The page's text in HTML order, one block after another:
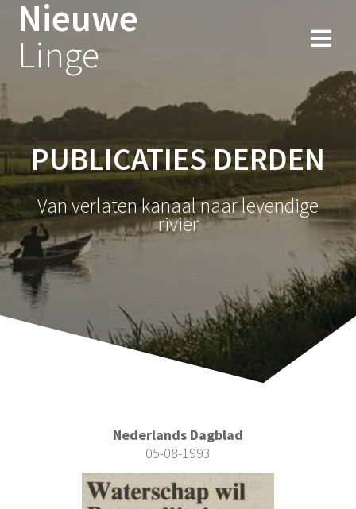
Nieuwe
Linge
PUBLICATIES DERDEN
Van verlaten kanaal naar levendige
rivier
Nederlands Dagblad
05-08-1993